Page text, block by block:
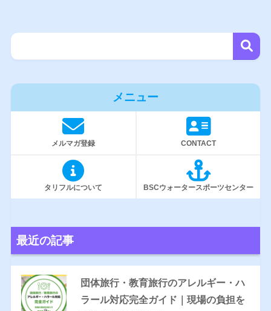
メニュー
メルマガ登録 CONTACT
タリフルについて BSCウォータースポーツセンター
最近の記事
団体旅行・教育旅行のアレルギー・ハ
ラール対応完全ガイド｜現場の負担を